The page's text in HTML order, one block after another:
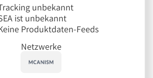
unbekannt
ist unbekannt
Produktdaten-Feeds
Netzwerke